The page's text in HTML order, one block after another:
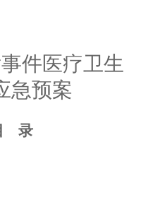
件医疗卫生
急预案
录